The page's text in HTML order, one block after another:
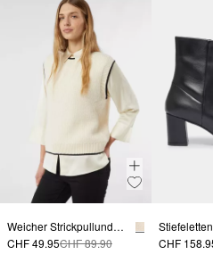
Weicher Strickpullunder mit Kontraststreifen
CHF 49.95CHF 89.90
CHF